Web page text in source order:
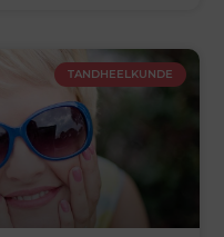
TANDHEELKUNDE